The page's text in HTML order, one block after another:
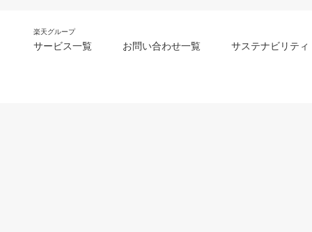
楽天グループ
サービス一覧 お問い合わせ一覧 サステナビリティ